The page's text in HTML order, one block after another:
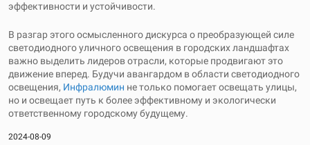
эффективности и устойчивости.
В разгар этого осмысленного дискурса о преобразующей силе
светодиодного уличного освещения в городских ландшафтах
важно выделить лидеров отрасли, которые продвигают это
движение вперед. Будучи авангардом в области светодиодного
освещения, Инфралюмин не только помогает освещать улицы,
но и освещает путь к более эффективному и экологически
ответственному городскому будущему.
2024-08-09